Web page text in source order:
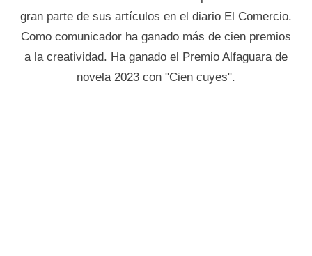
gran parte de sus artículos en el diario El Comercio.
Como comunicador ha ganado más de cien premios
a la creatividad. Ha ganado el Premio Alfaguara de
novela 2023 con "Cien cuyes".